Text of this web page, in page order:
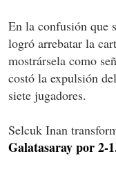
En la confusión que
logró arrebatar la
mostrársela como
costó la expulsión
siete jugadores.
Selcuk Inan
Galatasaray por 2-